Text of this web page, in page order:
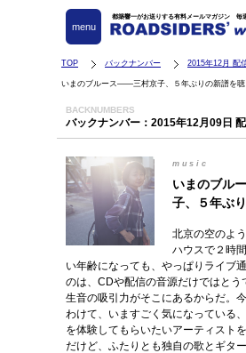
都築響一がお送りする有料メールマガジン 毎
menu
TOP バックナンバー 2015年12月 配
いまのブルース――三村京子、５年ぶりの新譜を聴
BACKNUMBERS
バックナンバー：2015年12月09日
music
いまのブル
子、５年ぶ
北京の空のよ
ハウスで２時
い年齢になっても、やっぱりライブ
のは、CDや配信の音源だけではとう
生音の吸引力がそこにあるからだ。
わけて、いますごく気になっている
を体験してもらいたいアーティスト
だけど、ふたりとも独自の歌とギタ